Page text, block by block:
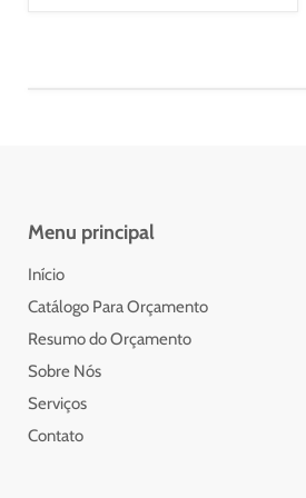
Menu principal
Início
Catálogo Para Orçamento
Resumo do Orçamento
Sobre Nós
Serviços
Contato